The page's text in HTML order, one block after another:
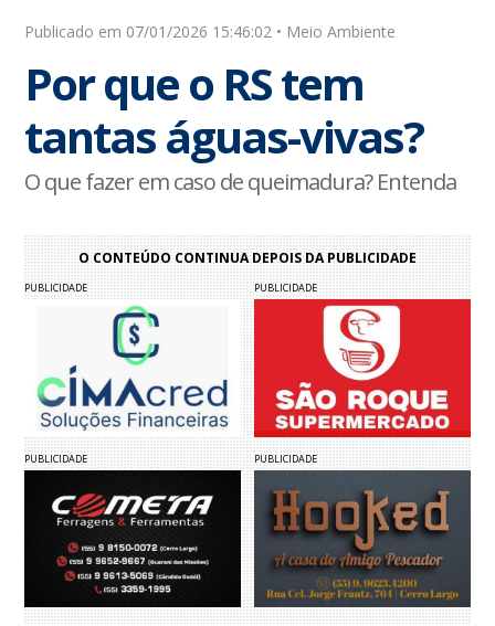
Publicado em 07/01/2026 15:46:02 • Meio Ambiente
Por que o RS tem
tantas águas-vivas?
O que fazer em caso de queimadura? Entenda
O CONTEÚDO CONTINUA DEPOIS DA PUBLICIDADE
PUBLICIDADE PUBLICIDADE
PUBLICIDADE PUBLICIDADE